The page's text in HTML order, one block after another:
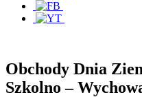
Obchody Dnia
Szkolno –